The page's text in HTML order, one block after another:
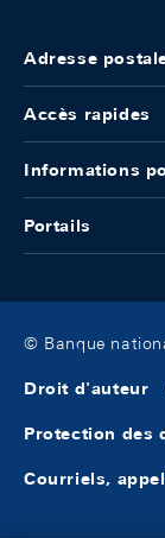
Adresse
Accès rapides
Informations
Portails
© Banque
Droit d'auteur
Protection des
Courriels,